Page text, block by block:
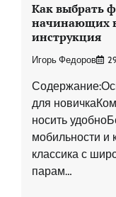
Как выбрать
начинающих
инструкция
Игорь Федоров
для
носить
мобильности и
классика с
парам…